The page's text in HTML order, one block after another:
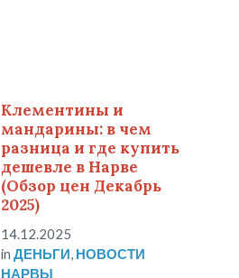
Клементины и
мандарины: в чем
разница и где купить
дешевле в Нарве
(Обзор цен Декабрь
2025)
14.12.2025
inДЕНЬГИ, НОВОСТИ
НАРВЫ